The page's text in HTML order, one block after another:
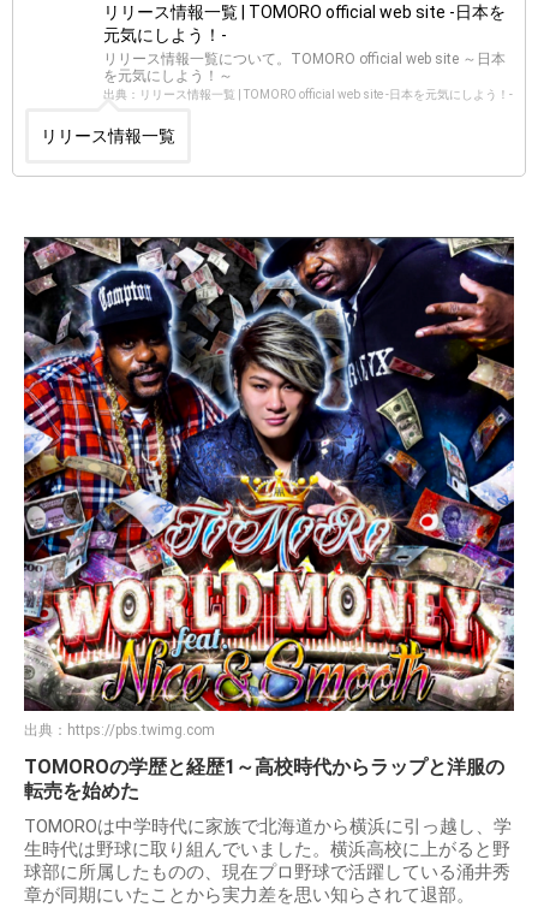
リリース情報一覧 | TOMORO official web site -日本を
元気にしよう！-
リリース情報一覧について。TOMORO official web site ～日本
を元気にしよう！～
出典：リリース情報一覧 | TOMORO official web site -日本を元気にしよう！-
リリース情報一覧
出典： https://pbs.twimg.com
TOMOROの学歴と経歴1～高校時代からラップと洋服の
転売を始めた
TOMOROは中学時代に家族で北海道から横浜に引っ越し、学
生時代は野球に取り組んでいました。横浜高校に上がると野
球部に所属したものの、現在プロ野球で活躍している涌井秀
章が同期にいたことから実力差を思い知らされて退部。